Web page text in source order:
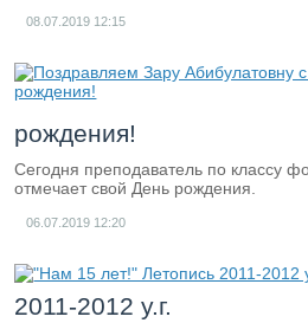
08.07.2019 12:15
рождения!
Сегодня преподаватель по классу
отмечает свой День рождения.
06.07.2019 12:20
2011-2012 у.г.